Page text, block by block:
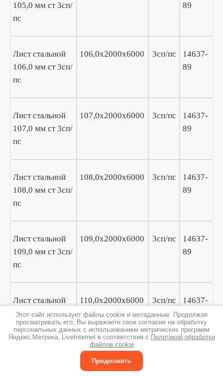
105,0 мм ст 3сп/
пс
89
Лист стальной
106,0 мм ст 3сп/
пс
106,0х2000х6000 3сп/пс
14637-
89
Лист стальной
107,0 мм ст 3сп/
пс
107,0х2000х6000 3сп/пс
14637-
89
Лист стальной
108,0 мм ст 3сп/
пс
108,0х2000х6000 3сп/пс
14637-
89
Лист стальной
109,0 мм ст 3сп/
пс
109,0х2000х6000 3сп/пс
14637-
89
Лист стальной
110,0 мм ст 3сп/
пс
110,0х2000х6000 3сп/пс
14637-
89
111,0х2000х6000
Этот сайт использует файлы cookie и метаданные. Продолжая
просматривать его, Вы выражаете свое согласие на обработку
персональных данных с использованием метрических программ
Яндекс.Метрика, LiveInternet в соответствии с Политикой обработки
файлов cookie
Продолжить